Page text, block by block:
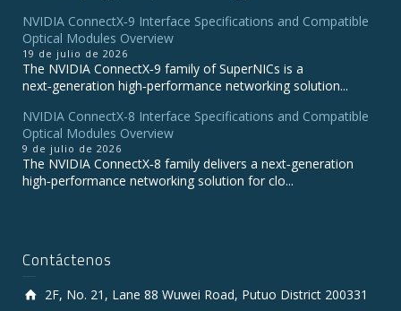
NVIDIA ConnectX‑9 Interface Specifications and Compatible
Optical Modules Overview
19 de julio de 2026
The NVIDIA ConnectX‑9 family of SuperNICs is a
next‑generation high‑performance networking solution...
NVIDIA ConnectX-8 Interface Specifications and Compatible
Optical Modules Overview
9 de julio de 2026
The NVIDIA ConnectX‑8 family delivers a next‑generation
high‑performance networking solution for clo...
Contáctenos
2F, No. 21, Lane 88 Wuwei Road, Putuo District 200331